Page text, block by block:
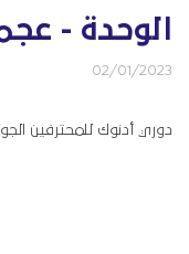
الوحدة -
02/01/2023
دوري أدنوك للمحترفين الجولة